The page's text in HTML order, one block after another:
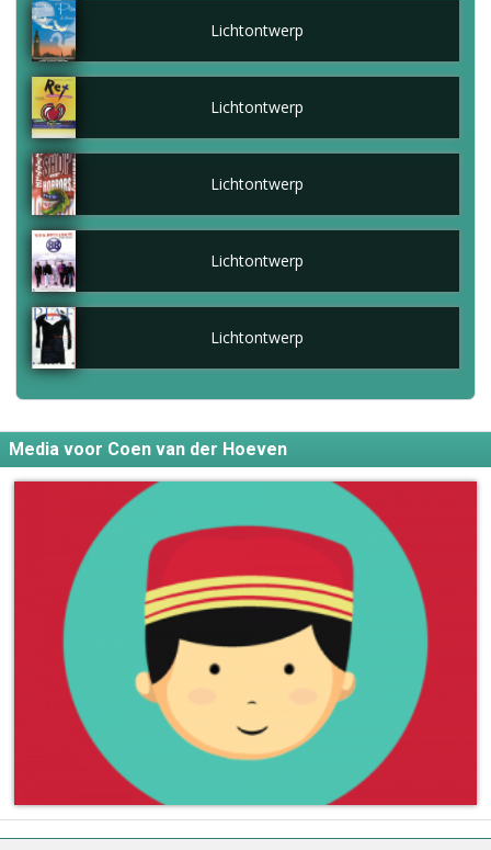
Lichtontwerp
Lichtontwerp
Lichtontwerp
Lichtontwerp
Lichtontwerp
Media voor Coen van der Hoeven